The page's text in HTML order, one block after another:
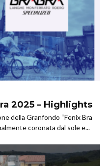
2025 – Highlights
della Granfondo “Fenix Bra
coronata dal sole e...